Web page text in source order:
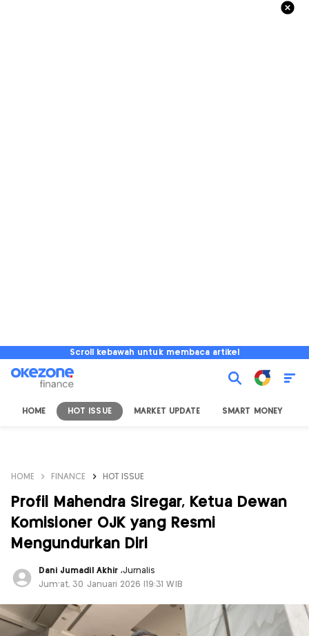
Scroll kebawah untuk membaca artikel
HOME HOT ISSUE MARKET UPDATE SMART MONEY
HOME FINANCE HOT ISSUE
Profil Mahendra Siregar, Ketua Dewan
Komisioner OJK yang Resmi
Mengundurkan Diri
Dani Jumadil Akhir ,Jurnalis
Jum'at, 30 Januari 2026 |19:31 WIB